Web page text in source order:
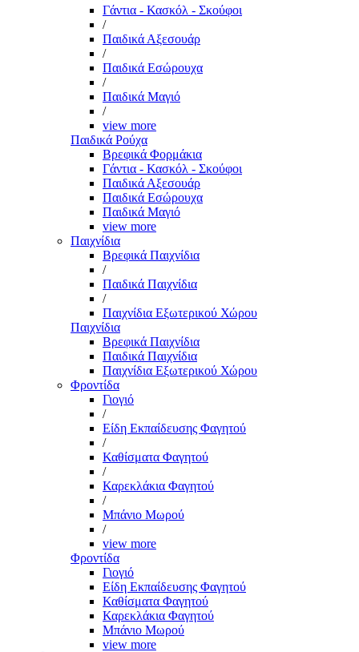
Γάντια - Κασκόλ - Σκούφοι
/
Παιδικά Αξεσουάρ
/
Παιδικά Εσώρουχα
/
Παιδικά Μαγιό
/
view more
Παιδικά Ρούχα
Βρεφικά Φορμάκια
Γάντια - Κασκόλ - Σκούφοι
Παιδικά Αξεσουάρ
Παιδικά Εσώρουχα
Παιδικά Μαγιό
view more
Παιχνίδια
Βρεφικά Παιχνίδια
/
Παιδικά Παιχνίδια
/
Παιχνίδια Εξωτερικού Χώρου
Παιχνίδια
Βρεφικά Παιχνίδια
Παιδικά Παιχνίδια
Παιχνίδια Εξωτερικού Χώρου
Φροντίδα
Γιογιό
/
Είδη Εκπαίδευσης Φαγητού
/
Καθίσματα Φαγητού
/
Καρεκλάκια Φαγητού
/
Μπάνιο Μωρού
/
view more
Φροντίδα
Γιογιό
Είδη Εκπαίδευσης Φαγητού
Καθίσματα Φαγητού
Καρεκλάκια Φαγητού
Μπάνιο Μωρού
view more